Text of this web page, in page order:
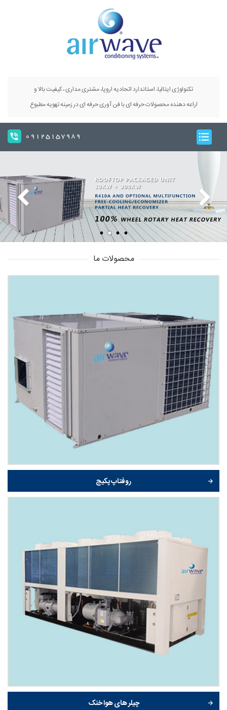
تکنولوژی ایتالیا، استاندارد اتحادیه اروپا، مشتری مداری ، کیفیت بالا و
اراعه دهنده محصولات حرفه ای با فن آوری حرفه ای در زمینه تهویه مطبوع
09125157989
محصولات ما
روفتاپ پکیج
چیلر های هوا خنک